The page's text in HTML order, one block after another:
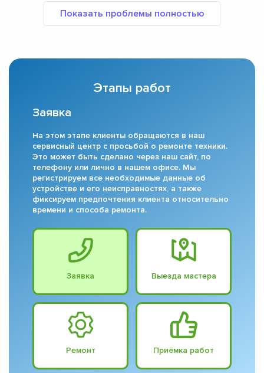
Этапы работ
Заявка
На этом этапе клиенты обращаются в наш
сервисный центр с просьбой о ремонте техники.
Это может быть сделано через наш сайт, по
телефону или лично в нашем офисе. Мы
регистрируем все необходимые данные об
устройстве и его неисправностях, а также
фиксируем предпочтения клиента относительно
времени и способа ремонта.
Заявка Выезда мастера
Ремонт Приёмка работ